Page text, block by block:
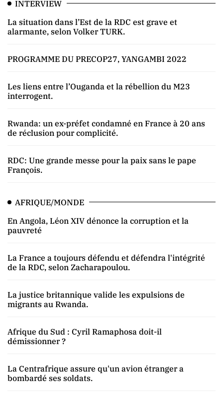
INTERVIEW
La situation dans l’Est de la RDC est grave et
alarmante, selon Volker TURK.
PROGRAMME DU PRECOP27, YANGAMBI 2022
Les liens entre l’Ouganda et la rébellion du M23
interrogent.
Rwanda: un ex-préfet condamné en France à 20 ans
de réclusion pour complicité.
RDC: Une grande messe pour la paix sans le pape
François.
AFRIQUE/MONDE
En Angola, Léon XIV dénonce la corruption et la
pauvreté
La France a toujours défendu et défendra l'intégrité
de la RDC, selon Zacharapoulou.
La justice britannique valide les expulsions de
migrants au Rwanda.
Afrique du Sud : Cyril Ramaphosa doit-il
démissionner ?
La Centrafrique assure qu'un avion étranger a
bombardé ses soldats.